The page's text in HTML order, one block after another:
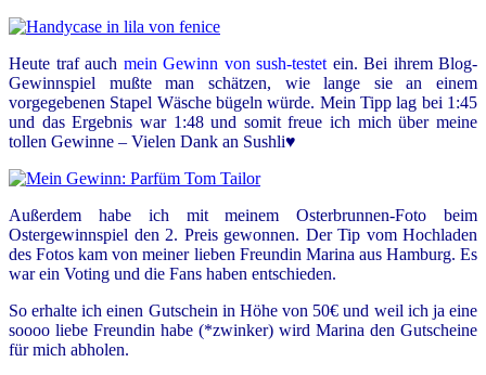
Heute traf auch mein Gewinn von sush-testet ein. Bei ihrem Blog-
Gewinnspiel mußte man schätzen, wie lange sie an einem
vorgegebenen Stapel Wäsche bügeln würde. Mein Tipp lag bei 1:45
und das Ergebnis war 1:48 und somit freue ich mich über meine
tollen Gewinne – Vielen Dank an Sushli♥
Außerdem habe ich mit meinem Osterbrunnen-Foto beim
Ostergewinnspiel den 2. Preis gewonnen. Der Tip vom Hochladen
des Fotos kam von meiner lieben Freundin Marina aus Hamburg. Es
war ein Voting und die Fans haben entschieden.
So erhalte ich einen Gutschein in Höhe von 50€ und weil ich ja eine
soooo liebe Freundin habe (*zwinker) wird Marina den Gutscheine
für mich abholen.